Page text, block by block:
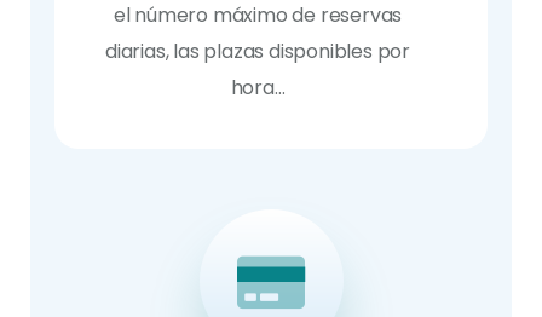
el número máximo de reservas
diarias, las plazas disponibles por
hora…